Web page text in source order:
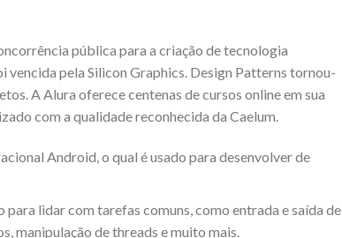
pública para a criação de tecnologia
pela Silicon Graphics. Design Patterns tornou-
A Alura oferece centenas de cursos online em sua
com a qualidade reconhecida da Caelum.
Android, o qual é usado para desenvolver de
lidar com tarefas comuns, como entrada e saída de
manipulação de threads e muito mais.